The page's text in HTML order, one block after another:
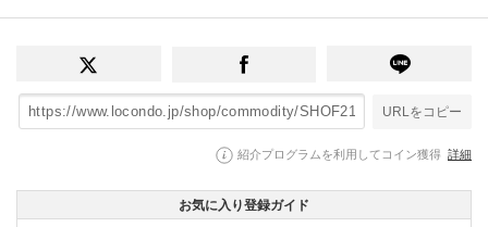
URLをコピー
紹介プログラムを利用してコイン獲得 詳細
お気に入り登録ガイド